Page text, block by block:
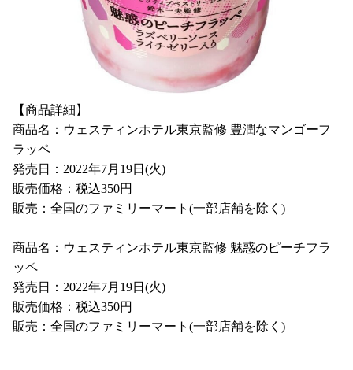
【商品詳細】
商品名：ウェスティンホテル東京監修 豊潤なマンゴーフ
ラッペ
発売日：2022年7月19日(火)
販売価格：税込350円
販売：全国のファミリーマート(一部店舗を除く)
商品名：ウェスティンホテル東京監修 魅惑のピーチフラ
ッペ
発売日：2022年7月19日(火)
販売価格：税込350円
販売：全国のファミリーマート(一部店舗を除く)